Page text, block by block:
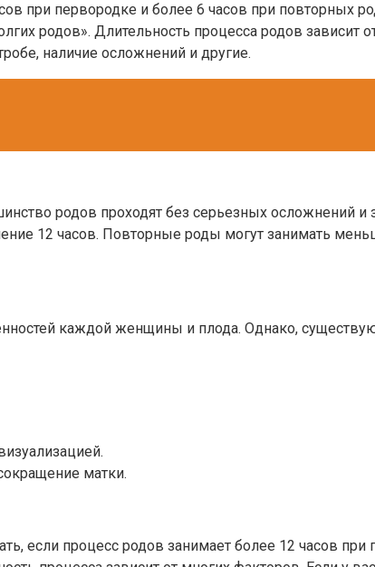
при первородке и более 6 часов при повторных
родов». Длительность процесса родов зависит
наличие осложнений и другие.
родов проходят без серьезных осложнений и
12 часов. Повторные роды могут занимать
каждой женщины и плода. Однако,
матки.
если процесс родов занимает более 12 часов при